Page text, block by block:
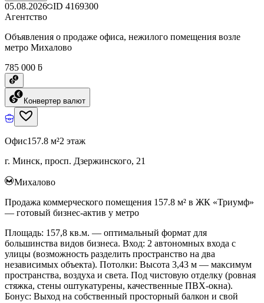
05.08.2026 ID 4169300
Агентство
Объявления о продаже офиса, нежилого помещения возле
метро Михалово
785 000 ƃ
Конвертер валют
Офис157.8 м²2 этаж
г. Минск, просп. Дзержинского, 21
Михалово
Продажа коммерческого помещения 157.8 м² в ЖК «Триумф»
— готовый бизнес-актив у метро
Площадь: 157,8 кв.м. — оптимальный формат для
большинства видов бизнеса. Вход: 2 автономных входа с
улицы (возможность разделить пространство на два
независимых объекта). Потолки: Высота 3,43 м — максимум
пространства, воздуха и света. Под чистовую отделку (ровная
стяжка, стены оштукатурены, качественные ПВХ-окна).
Бонус: Выход на собственный просторный балкон и свой